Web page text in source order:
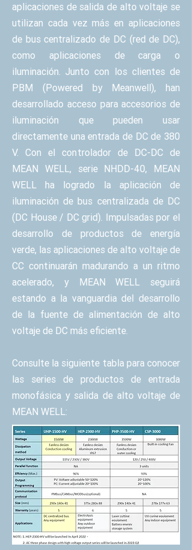
aplicaciones de salida de alto voltaje se
utilizan cada vez más en aplicaciones
de bus centralizado de DC (red de DC),
como aplicaciones de carga o
iluminación. Junto con los clientes de
PBM (Powered by Meanwell), han
desarrollado acceso para accesorios de
iluminación que pueden usar
directamente una entrada de DC de 380
V. Con el controlador de DC-DC de
MEAN WELL, serie NHDD-40, MEAN
WELL ha logrado la aplicación de
iluminación de bus centralizada de DC
(DC House / DC grid). Impulsadas por el
desarrollo de productos de energía
verde, las aplicaciones de alto voltaje de
CC continuarán madurando a un ritmo
acelerado, y MEAN WELL seguirá
estando a la vanguardia del desarrollo
de la fuente de alimentación de alto
voltaje de DC más eficiente.
Consulte la siguiente tabla para conocer
las series de productos de entrada
monofásica y salida de alto voltaje de
MEAN WELL: